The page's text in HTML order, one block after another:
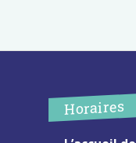
Horaires